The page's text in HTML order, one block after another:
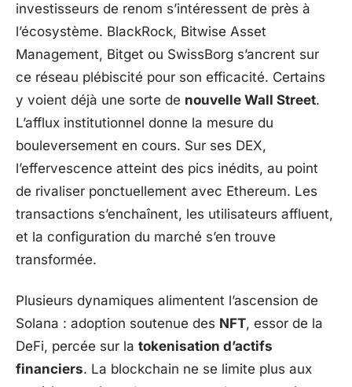
investisseurs de renom s’intéressent de près à
l’écosystème. BlackRock, Bitwise Asset
Management, Bitget ou SwissBorg s’ancrent sur
ce réseau plébiscité pour son efficacité. Certains
y voient déjà une sorte de nouvelle Wall Street.
L’afflux institutionnel donne la mesure du
bouleversement en cours. Sur ses DEX,
l’effervescence atteint des pics inédits, au point
de rivaliser ponctuellement avec Ethereum. Les
transactions s’enchaînent, les utilisateurs affluent,
et la configuration du marché s’en trouve
transformée.
Plusieurs dynamiques alimentent l’ascension de
Solana : adoption soutenue des NFT, essor de la
DeFi, percée sur la tokenisation d’actifs
financiers. La blockchain ne se limite plus aux